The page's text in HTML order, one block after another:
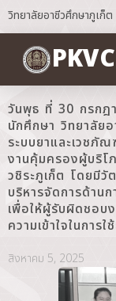
วิทยาลัยอาชีวศึกษาภูเก็ต
PKVC
วันพุธ ที่ 30 กรกฎ
นักศึกษา วิทยาลัยอ
ระบบยาและเวชภั
งานคุ้มครองผู้บริโ
วชิระภูเก็ต โดยมีวั
บริหารจัดการด้าน
เพื่อให้ผู้รับผิดชอบ
ความเข้าใจในการ
สิงหาคม 5, 2025